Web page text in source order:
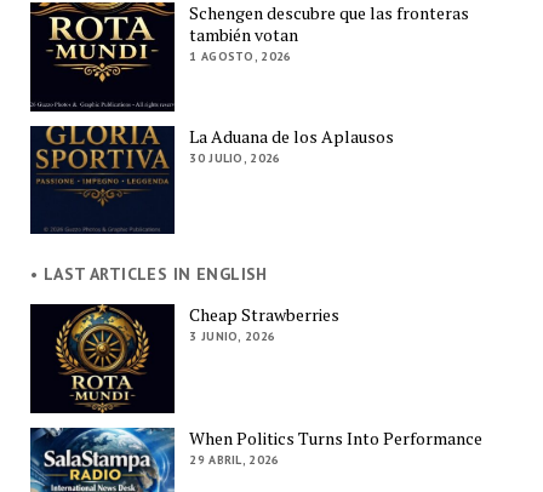
Schengen descubre que las fronteras
también votan
1 AGOSTO, 2026
La Aduana de los Aplausos
30 JULIO, 2026
• LAST ARTICLES IN ENGLISH
Cheap Strawberries
3 JUNIO, 2026
When Politics Turns Into Performance
29 ABRIL, 2026